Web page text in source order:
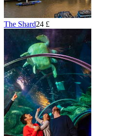
The Shard24 £